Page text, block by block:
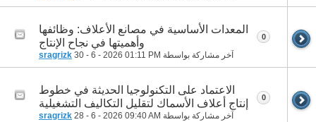
المعدات الأساسية في مصانع الأعلاف: وظائفها
وأهميتها في نجاح الإنتاج
آخر مشاركة بواسطة sragrizk 30 - 6 - 2026 01:11 PM
0
الاعتماد على التكنولوجيا الحديثة في خطوط
إنتاج أعلاف الأسماك لتقليل التكاليف التشغيلية
آخر مشاركة بواسطة sragrizk 28 - 6 - 2026 09:40 AM
0